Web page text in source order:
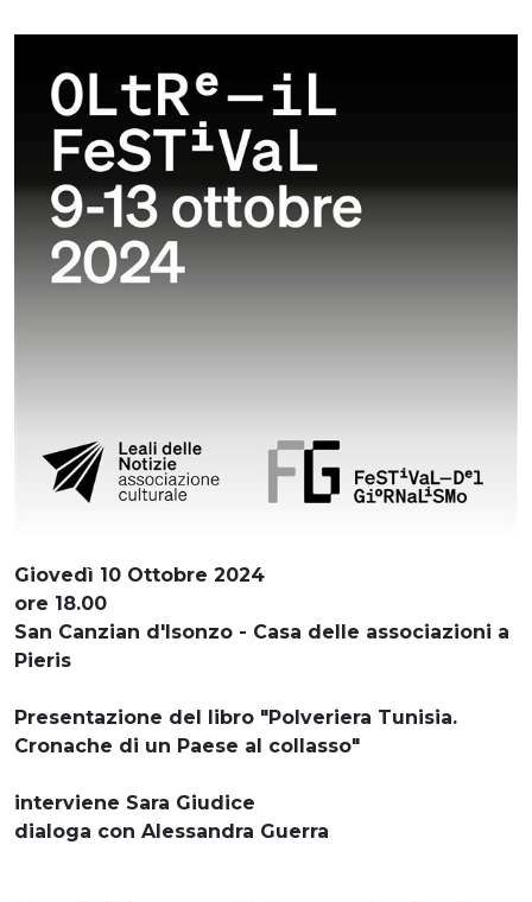
Giovedì 10 Ottobre 2024
ore 18.00
San Canzian d'Isonzo - Casa delle associazioni a
Pieris
Presentazione del libro "Polveriera Tunisia.
Cronache di un Paese al collasso"
interviene Sara Giudice
dialoga con Alessandra Guerra